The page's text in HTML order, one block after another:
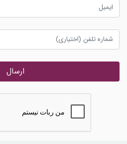
ارسال